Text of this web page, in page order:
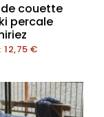
de couette
percale
12,75 €